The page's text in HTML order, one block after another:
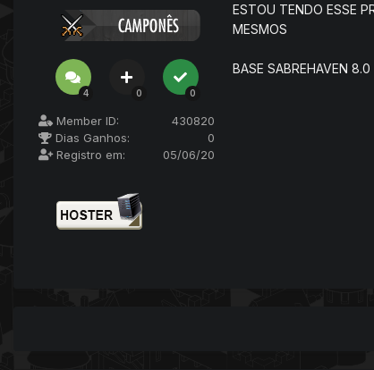
4 0 0
Member ID:
430820
Dias Ganhos:
0
Registro em:
05/06/20
ESTOU TENDO ESSE
MESMOS
BASE SABREHAVEN 8.0